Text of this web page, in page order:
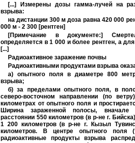
[...] Измерены дозы гамма-лучей на
взрыва:
на дистанции 300 м доза равна 420 000
000 м - 2 300 [рентген]
[Примечание в документе:]
определяется в 1 000 и более рентген, а
[...]
Радиоактивное заражение почвы
Радиоактивными продуктами взрыва
а) опытного поля в диаметре 800
взрыва;
б) за пределами опытного поля, в
северо-восточном направлении (по
километрах от опытного поля и
Ширина зараженной полосы, вначале
расстоянии 550 километров (в р-не г.
1 200 километров (в р-не г. Кызыл
километров. В центре опытного поля
радиоактивные продукты взрыва